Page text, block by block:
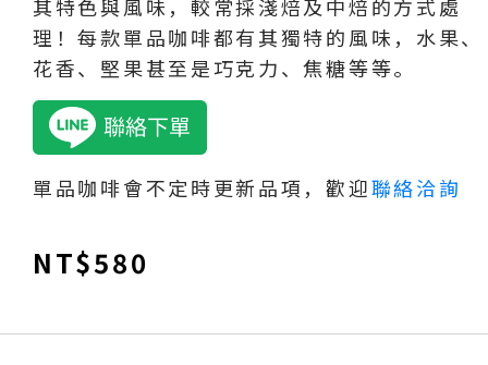
其特色與風味，較常採淺焙及中焙的方式處
理！每款單品咖啡都有其獨特的風味，水果、
花香、堅果甚至是巧克力、焦糖等等。
單品咖啡會不定時更新品項，歡迎聯絡洽詢
NT$580